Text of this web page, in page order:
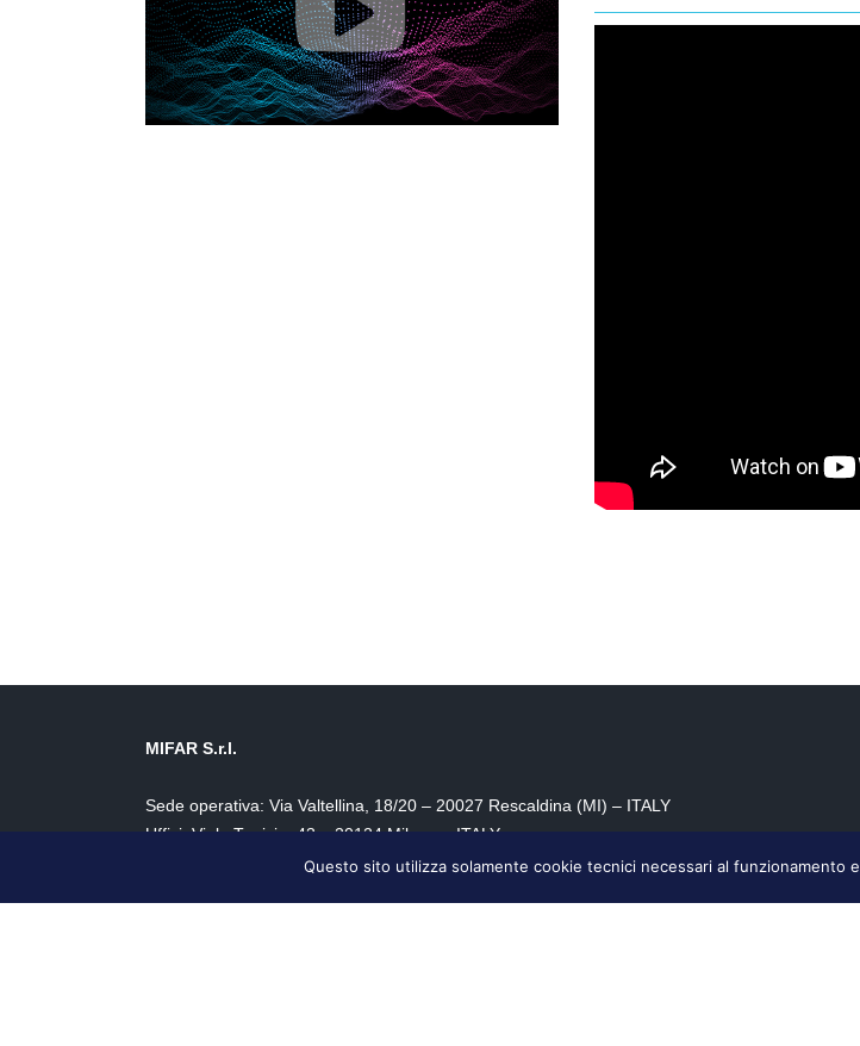
MIFAR S.r.l.
Sede operativa: Via Valtellina, 18/20 – 20027 Rescaldina (MI) – ITALY
Uffici: Viale Tunisia, 43 – 20124 Milano – ITALY
Tel. +39 0331 515037 – Fax +39 0331 514443 –info@mifar.com
Questo sito utilizza solamente cookie tecnici necessari al funzionamento